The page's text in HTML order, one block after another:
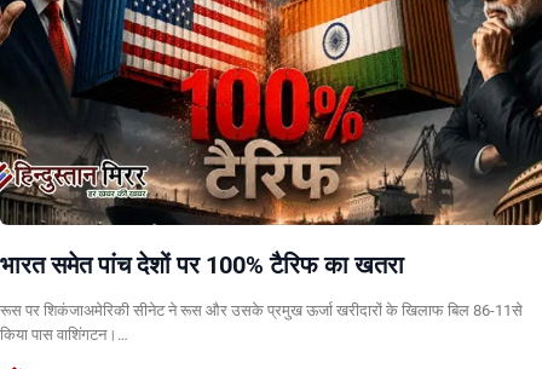
भारत समेत पांच देशों पर 100% टैरिफ का खतरा
रूस पर शिकंजाअमेरिकी सीनेट ने रूस और उसके प्रमुख ऊर्जा खरीदारों के खिलाफ बिल 86-11से
किया पास वाशिंगटन।…